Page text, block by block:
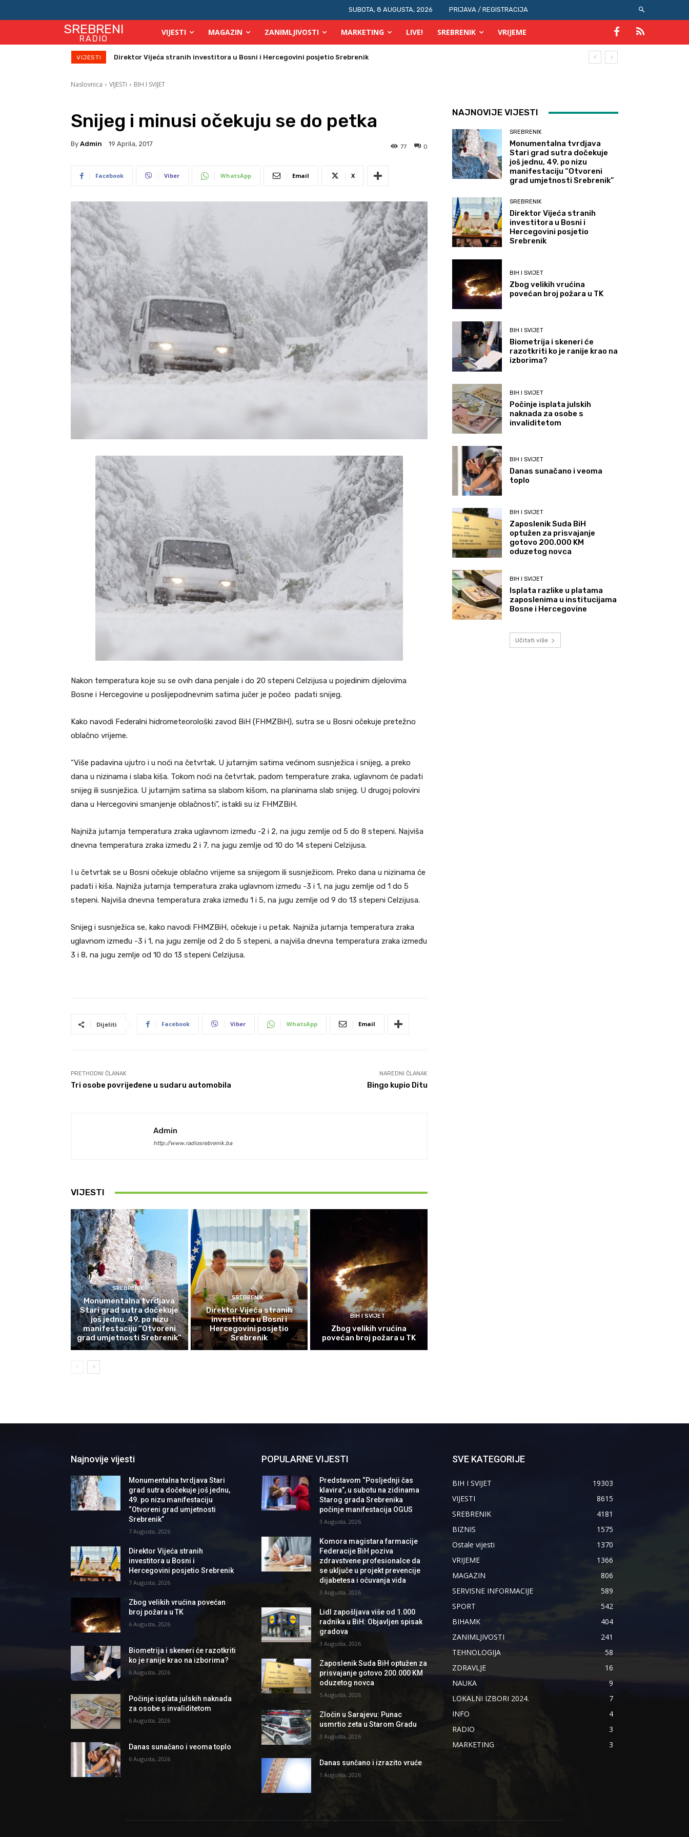
SUBOTA, 8 AUGUSTA, 2026 PRIJAVA / REGISTRACIJA
SREBRENI
RADIO
VIJESTI MAGAZIN ZANIMLJIVOSTI MARKETING LIVE! SREBRENIK VRIJEME
VIJESTI Direktor Vijeća stranih investitora u Bosni i Hercegovini posjetio Srebrenik
Zbog velikih vrućina povećan broj požara u TK
Naslovnica VIJESTI BIH I SVIJET
Snijeg i minusi očekuju se do petka
By Admin 19 Aprila, 2017 0
77
Facebook Viber WhatsApp Email X
Nakon temperatura koje su se ovih dana penjale i do 20 stepeni Celzijusa u pojedinim dijelovima
Bosne i Hercegovine u poslijepodnevnim satima jučer je počeo padati snijeg.
Kako navodi Federalni hidrometeorološki zavod BiH (FHMZBiH), sutra se u Bosni očekuje pretežno
oblačno vrijeme.
“Više padavina ujutro i u noći na četvrtak. U jutarnjim satima većinom susnježica i snijeg, a preko
dana u nizinama i slaba kiša. Tokom noći na četvrtak, padom temperature zraka, uglavnom će padati
snijeg ili susnježica. U jutarnjim satima sa slabom kišom, na planinama slab snijeg. U drugoj polovini
dana u Hercegovini smanjenje oblačnosti”, istakli su iz FHMZBiH.
Najniža jutarnja temperatura zraka uglavnom između -2 i 2, na jugu zemlje od 5 do 8 stepeni. Najviša
dnevna temperatura zraka između 2 i 7, na jugu zemlje od 10 do 14 stepeni Celzijusa.
I u četvrtak se u Bosni očekuje oblačno vrijeme sa snijegom ili susnježicom. Preko dana u nizinama će
padati i kiša. Najniža jutarnja temperatura zraka uglavnom između -3 i 1, na jugu zemlje od 1 do 5
stepeni. Najviša dnevna temperatura zraka između 1 i 5, na jugu zemlje od 9 do 13 stepeni Celzijusa.
Snijeg i susnježica se, kako navodi FHMZBiH, očekuje i u petak. Najniža jutarnja temperatura zraka
uglavnom između -3 i 1, na jugu zemlje od 2 do 5 stepeni, a najviša dnevna temperatura zraka između
3 i 8, na jugu zemlje od 10 do 13 stepeni Celzijusa.
Dijeliti Facebook Viber WhatsApp Email
PRETHODNI ČLANAK
Tri osobe povrijeđene u sudaru automobila
NAREDNI ČLANAK
Bingo kupio Ditu
Admin
http://www.radiosrebrenik.ba
VIJESTI
SREBRENIK
Monumentalna tvrdjava
Stari grad sutra dočekuje
još jednu, 49. po nizu
manifestaciju “Otvoreni
grad umjetnosti Srebrenik”
SREBRENIK
Direktor Vijeća stranih
investitora u Bosni i
Hercegovini posjetio
Srebrenik
BIH I SVIJET
Zbog velikih vrućina
povećan broj požara u TK
NAJNOVIJE VIJESTI
SREBRENIK
Monumentalna tvrdjava
Stari grad sutra dočekuje
još jednu, 49. po nizu
manifestaciju “Otvoreni
grad umjetnosti Srebrenik”
SREBRENIK
Direktor Vijeća stranih
investitora u Bosni i
Hercegovini posjetio
Srebrenik
BIH I SVIJET
Zbog velikih vrućina
povećan broj požara u TK
BIH I SVIJET
Biometrija i skeneri će
razotkriti ko je ranije krao na
izborima?
BIH I SVIJET
Počinje isplata julskih
naknada za osobe s
invaliditetom
BIH I SVIJET
Danas sunačano i veoma
toplo
BIH I SVIJET
Zaposlenik Suda BiH
optužen za prisvajanje
gotovo 200.000 KM
oduzetog novca
BIH I SVIJET
Isplata razlike u platama
zaposlenima u institucijama
Bosne i Hercegovine
Učitati više
Najnovije vijesti
Monumentalna tvrdjava Stari
grad sutra dočekuje još jednu,
49. po nizu manifestaciju
“Otvoreni grad umjetnosti
Srebrenik”
7 Augusta, 2026
Direktor Vijeća stranih
investitora u Bosni i
Hercegovini posjetio Srebrenik
7 Augusta, 2026
Zbog velikih vrućina povećan
broj požara u TK
6 Augusta, 2026
Biometrija i skeneri će razotkriti
ko je ranije krao na izborima?
6 Augusta, 2026
Počinje isplata julskih naknada
za osobe s invaliditetom
6 Augusta, 2026
Danas sunačano i veoma toplo
6 Augusta, 2026
POPULARNE VIJESTI
Predstavom “Posljednji čas
klavira”, u subotu na zidinama
Starog grada Srebrenika
počinje manifestacija OGUS
3 Augusta, 2026
Komora magistara farmacije
Federacije BiH poziva
zdravstvene profesionalce da
se uključe u projekt prevencije
dijabetesa i očuvanja vida
3 Augusta, 2026
Lidl zapošljava više od 1.000
radnika u BiH: Objavljen spisak
gradova
3 Augusta, 2026
Zaposlenik Suda BiH optužen za
prisvajanje gotovo 200.000 KM
oduzetog novca
5 Augusta, 2026
Zločin u Sarajevu: Punac
usmrtio zeta u Starom Gradu
3 Augusta, 2026
Danas sunčano i izrazito vruće
1 Augusta, 2026
SVE KATEGORIJE
BIH I SVIJET
19303
VIJESTI
8615
SREBRENIK
4181
BIZNIS
1575
Ostale vijesti
1370
VRIJEME
1366
MAGAZIN
806
SERVISNE INFORMACIJE
589
SPORT
542
BIHAMK
404
ZANIMLJIVOSTI
241
TEHNOLOGIJA
58
ZDRAVLJE
16
NAUKA
9
LOKALNI IZBORI 2024.
7
INFO
4
RADIO
3
MARKETING
3